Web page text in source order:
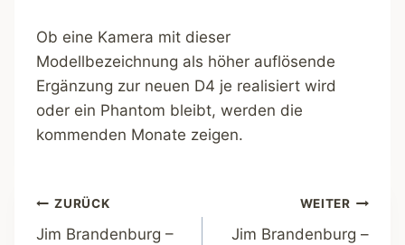
Ob eine Kamera mit dieser
Modellbezeichnung als höher auflösende
Ergänzung zur neuen D4 je realisiert wird
oder ein Phantom bleibt, werden die
kommenden Monate zeigen.
Beitragsnavigation
ZURÜCK
Jim Brandenburg –
WEITER
Jim Brandenburg –